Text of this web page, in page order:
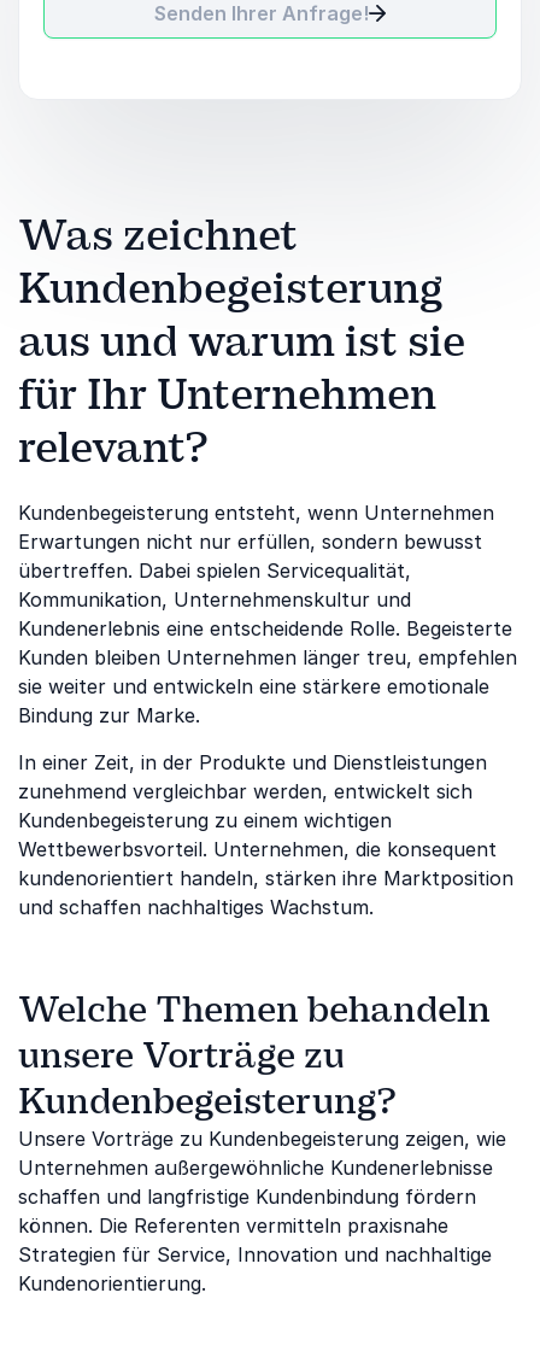
Senden Ihrer Anfrage!
Was zeichnet
Kundenbegeisterung
aus und warum ist sie
für Ihr Unternehmen
relevant?
Kundenbegeisterung entsteht, wenn Unternehmen
Erwartungen nicht nur erfüllen, sondern bewusst
übertreffen. Dabei spielen Servicequalität,
Kommunikation, Unternehmenskultur und
Kundenerlebnis eine entscheidende Rolle. Begeisterte
Kunden bleiben Unternehmen länger treu, empfehlen
sie weiter und entwickeln eine stärkere emotionale
Bindung zur Marke.
In einer Zeit, in der Produkte und Dienstleistungen
zunehmend vergleichbar werden, entwickelt sich
Kundenbegeisterung zu einem wichtigen
Wettbewerbsvorteil. Unternehmen, die konsequent
kundenorientiert handeln, stärken ihre Marktposition
und schaffen nachhaltiges Wachstum.
Welche Themen behandeln
unsere Vorträge zu
Kundenbegeisterung?
Unsere Vorträge zu Kundenbegeisterung zeigen, wie
Unternehmen außergewöhnliche Kundenerlebnisse
schaffen und langfristige Kundenbindung fördern
können. Die Referenten vermitteln praxisnahe
Strategien für Service, Innovation und nachhaltige
Kundenorientierung.